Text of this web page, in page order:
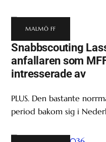
MALMÖ FF
Snabbscouting
anfallaren som
intresserade av
PLUS. Den bastante
period bakom sig i